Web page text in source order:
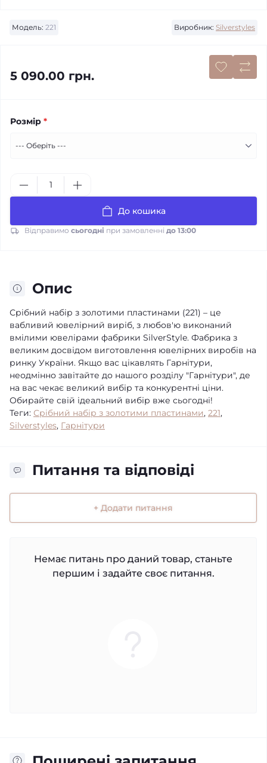
Модель: 221 Виробник: Silverstyles
5 090.00 грн.
Розмір *
До кошика
Відправимо сьогодні при замовленні до 13:00
Опис
Срібний набір з золотими пластинами (221) – це
вабливий ювелірний виріб, з любов'ю виконаний
вмілими ювелірами фабрики SilverStyle. Фабрика з
великим досвідом виготовлення ювелірних виробів на
ринку України. Якщо вас цікавлять Гарнітури,
неодмінно завітайте до нашого розділу "Гарнітури", де
на вас чекає великий вибір та конкурентні ціни.
Обирайте свій ідеальний вибір вже сьогодні!
Теги: Срібний набір з золотими пластинами, 221,
Silverstyles, Гарнітури
Питання та відповіді
+ Додати питання
Немає питань про даний товар, станьте
першим і задайте своє питання.